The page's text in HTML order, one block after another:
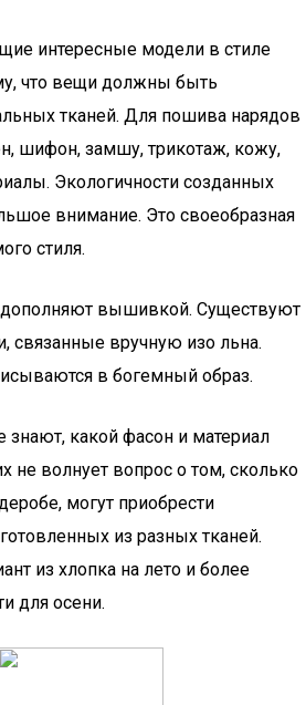
интересные модели в стиле
что вещи должны быть
тканей. Для пошива нарядов
шифон, замшу, трикотаж, кожу,
Экологичности созданных
внимание. Это своеобразная
стиля.
вышивкой. Существуют
связанные вручную изо льна.
в богемный образ.
какой фасон и материал
не волнует вопрос о том, сколько
могут приобрести
из разных тканей.
из хлопка на лето и более
для осени.